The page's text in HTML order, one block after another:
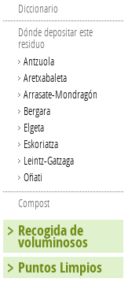
Diccionario
Dónde depositar este
residuo
Antzuola
Aretxabaleta
Arrasate-Mondragón
Bergara
Elgeta
Eskoriatza
Leintz-Gatzaga
Oñati
Compost
Recogida de
voluminosos
Puntos Limpios